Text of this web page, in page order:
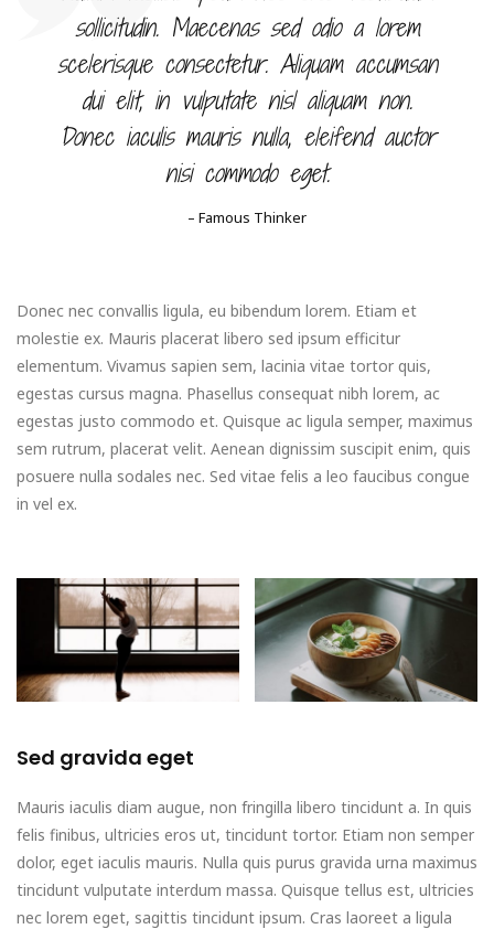
sollicitudin. Maecenas sed odio a lorem
scelerisque consectetur. Aliquam accumsan
dui elit, in vulputate nisl aliquam non.
Donec iaculis mauris nulla, eleifend auctor
nisi commodo eget.
– Famous Thinker
Donec nec convallis ligula, eu bibendum lorem. Etiam et
molestie ex. Mauris placerat libero sed ipsum efficitur
elementum. Vivamus sapien sem, lacinia vitae tortor quis,
egestas cursus magna. Phasellus consequat nibh lorem, ac
egestas justo commodo et. Quisque ac ligula semper, maximus
sem rutrum, placerat velit. Aenean dignissim suscipit enim, quis
posuere nulla sodales nec. Sed vitae felis a leo faucibus congue
in vel ex.
Sed gravida eget
Mauris iaculis diam augue, non fringilla libero tincidunt a. In quis
felis finibus, ultricies eros ut, tincidunt tortor. Etiam non semper
dolor, eget iaculis mauris. Nulla quis purus gravida urna maximus
tincidunt vulputate interdum massa. Quisque tellus est, ultricies
nec lorem eget, sagittis tincidunt ipsum. Cras laoreet a ligula